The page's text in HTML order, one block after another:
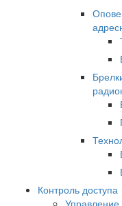
Контроль доступа
Управление